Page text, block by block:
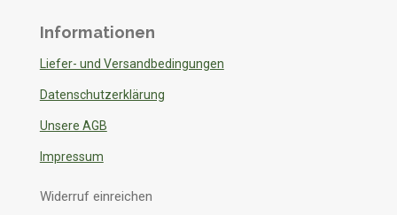
Informationen
Liefer- und Versandbedingungen
Datenschutzerklärung
Unsere AGB
Impressum
Widerruf einreichen